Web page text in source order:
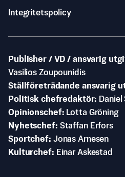
Integritetspolicy
Publisher / VD / ansvarig
Vasilios Zoupounidis
Ställföreträdande ansvarig
Politisk chefredaktör
Opinionschef
Lotta Gröning
Nyhetschef Staffan Erfors
Sportchef Jonas Arnesen
Kulturchef
Einar Askestad